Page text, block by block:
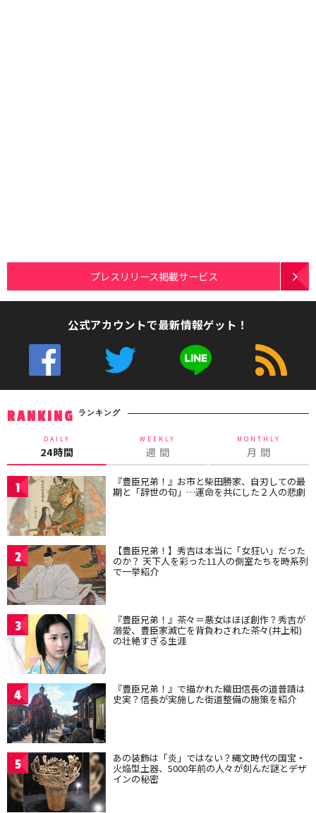
プレスリリース掲載サービス
公式アカウントで最新情報ゲット！
RANKING ランキング
DAILY
24時間
WEEKLY
週 間
MONTHLY
月 間
1 『豊臣兄弟！』お市と柴田勝家、自刃しての最
期と「辞世の句」…運命を共にした２人の悲劇
2 【豊臣兄弟！】秀吉は本当に「女狂い」だった
のか？ 天下人を彩った11人の側室たちを時系列
で一挙紹介
3 『豊臣兄弟！』茶々＝悪女はほぼ創作？秀吉が
溺愛、豊臣家滅亡を背負わされた茶々(井上和)
の壮絶すぎる生涯
4 『豊臣兄弟！』で描かれた織田信長の道普請は
史実？信長が実施した街道整備の施策を紹介
5 あの装飾は「炎」ではない？縄文時代の国宝・
火焔型土器、5000年前の人々が刻んだ謎とデザ
インの秘密